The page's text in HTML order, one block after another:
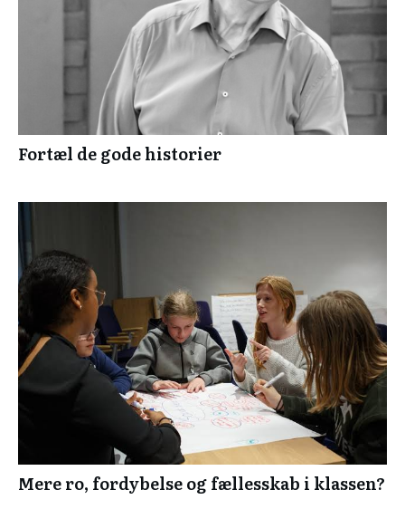
Fortæl de gode historier
Mere ro, fordybelse og fællesskab i klassen?